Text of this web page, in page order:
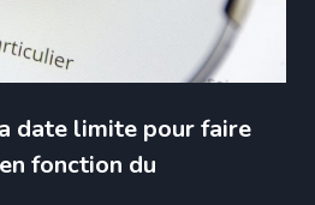
date limite pour faire
fonction du